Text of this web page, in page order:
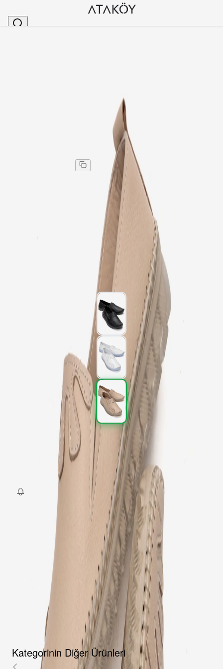
Kadın Hakiki Deri El Saracı Dikişli Rahat Ayakkabı
Kadın Hakiki Deri El Saracı Dikişli Rahat Ayakkabı
3.495,00 TL %
39 40
SEPETE EKLE
Fırsat Kombini Componenti Buraya Gelecek
ÜRÜN HAKKINDA
TAKSIT SEÇENEKLERI
AKSESUARLAR
Kategorinin Diğer Ürünleri